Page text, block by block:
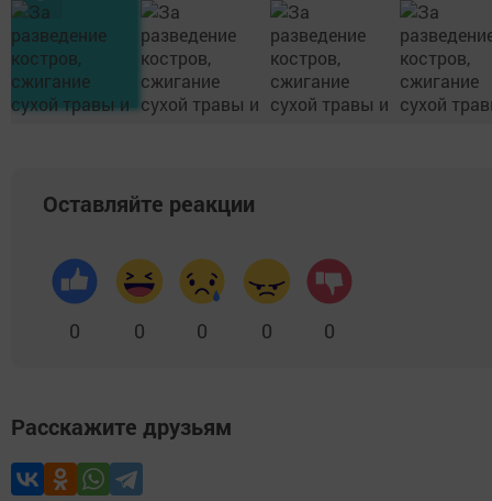
Оставляйте реакции
0 0 0 0 0
Расскажите друзьям